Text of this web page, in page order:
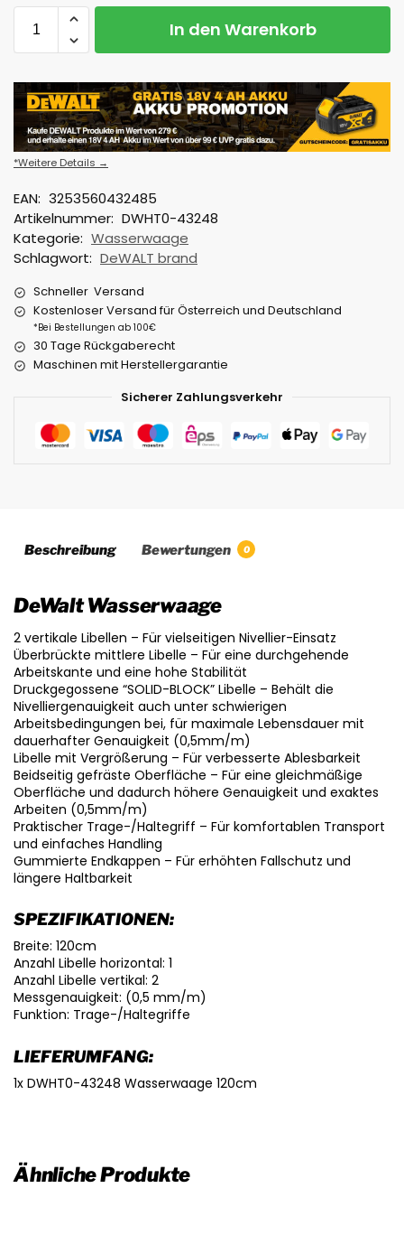
In den Warenkorb
*Weitere Details →
EAN: 3253560432485
Artikelnummer: DWHT0-43248
Kategorie: Wasserwaage
Schlagwort: DeWALT brand
Schneller Versand
Kostenloser Versand für Österreich und Deutschland
*Bei Bestellungen ab 100€
30 Tage Rückgaberecht
Maschinen mit Herstellergarantie
Sicherer Zahlungsverkehr
Beschreibung Bewertungen 0
DeWalt Wasserwaage
2 vertikale Libellen – Für vielseitigen Nivellier-Einsatz
Überbrückte mittlere Libelle – Für eine durchgehende
Arbeitskante und eine hohe Stabilität
Druckgegossene “SOLID-BLOCK” Libelle – Behält die
Nivelliergenauigkeit auch unter schwierigen
Arbeitsbedingungen bei, für maximale Lebensdauer mit
dauerhafter Genauigkeit (0,5mm/m)
Libelle mit Vergrößerung – Für verbesserte Ablesbarkeit
Beidseitig gefräste Oberfläche – Für eine gleichmäßige
Oberfläche und dadurch höhere Genauigkeit und exaktes
Arbeiten (0,5mm/m)
Praktischer Trage-/Haltegriff – Für komfortablen Transport
und einfaches Handling
Gummierte Endkappen – Für erhöhten Fallschutz und
längere Haltbarkeit
SPEZIFIKATIONEN:
Breite: 120cm
Anzahl Libelle horizontal: 1
Anzahl Libelle vertikal: 2
Messgenauigkeit: (0,5 mm/m)
Funktion: Trage-/Haltegriffe
LIEFERUMFANG:
1x DWHT0-43248 Wasserwaage 120cm
Ähnliche Produkte